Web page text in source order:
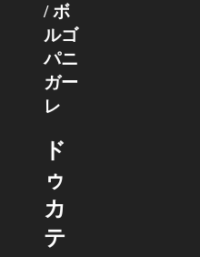
/ ボ
ルゴ
パニ
ガー
レ
ド
ゥ
カ
テ